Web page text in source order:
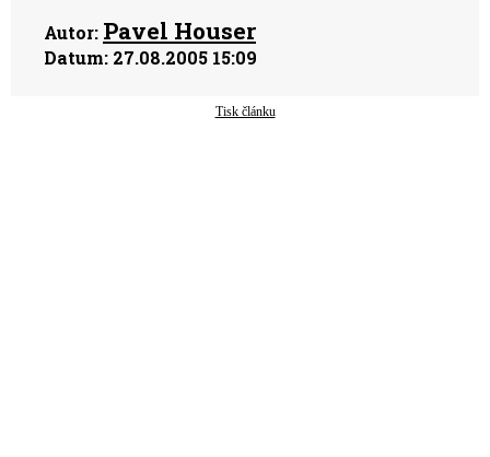
Autor: Pavel Houser
Datum: 27.08.2005 15:09
Tisk článku